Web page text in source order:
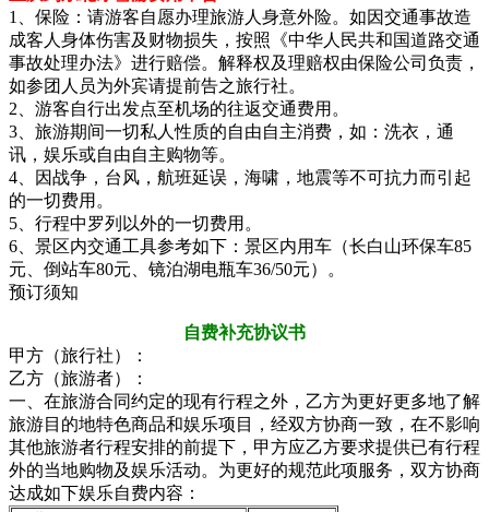
1、保险：请游客自愿办理旅游人身意外险。如因交通事故造
成客人身体伤害及财物损失，按照《中华人民共和国道路交通
事故处理办法》进行赔偿。解释权及理赔权由保险公司负责，
如参团人员为外宾请提前告之旅行社。
2、游客自行出发点至机场的往返交通费用。
3、旅游期间一切私人性质的自由自主消费，如：洗衣，通
讯，娱乐或自由自主购物等。
4、因战争，台风，航班延误，海啸，地震等不可抗力而引起
的一切费用。
5、行程中罗列以外的一切费用。
6、景区内交通工具参考如下：景区内用车（长白山环保车85
元、倒站车80元、镜泊湖电瓶车36/50元）。
预订须知
自费补充协议书
甲方（旅行社）：
乙方（旅游者）：
一、在旅游合同约定的现有行程之外，乙方为更好更多地了解
旅游目的地特色商品和娱乐项目，经双方协商一致，在不影响
其他旅游者行程安排的前提下，甲方应乙方要求提供已有行程
外的当地购物及娱乐活动。为更好的规范此项服务，双方协商
达成如下娱乐自费内容：